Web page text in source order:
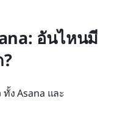
อันไหนมี
ง Asana และ